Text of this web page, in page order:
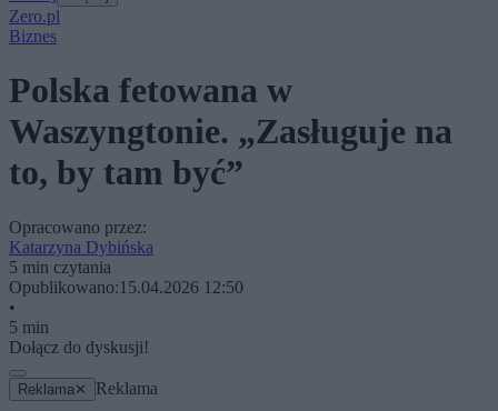
Zero.pl
Biznes
Polska fetowana w
Waszyngtonie. „Zasługuje na
to, by tam być”
Opracowano przez:
Katarzyna Dybińska
5 min czytania
Opublikowano:15.04.2026 12:50
•
5 min
Dołącz do dyskusji!
Reklama ✕ Reklama